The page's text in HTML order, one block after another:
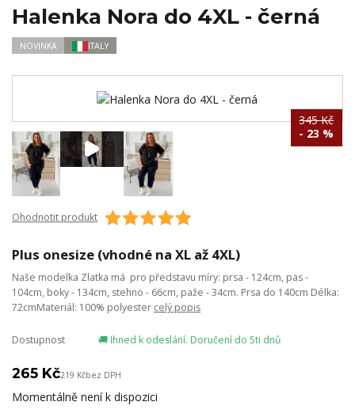
Halenka Nora do 4XL - černá
NOVINKA ITALY
345 Kč
- 23 %
Ohodnotit produkt
Plus onesize (vhodné na XL až 4XL)
Naše modelka Zlatka má pro představu míry: prsa - 124cm, pas -
104cm, boky - 134cm, stehno - 66cm, paže - 34cm. Prsa do 140cm Délka:
72cmMateriál: 100% polyester celý popis
Dostupnost 🚚 Ihned k odeslání. Doručení do 5ti dnů
265 Kč219 Kčbez DPH
Momentálně není k dispozici